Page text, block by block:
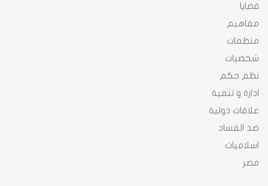
قضايا
مفاهيم
منظمات
شخصيات
نظم حكم
ادارة و تنمية
علاقات دولية
ضد الفساد
اسلاميات
مصر